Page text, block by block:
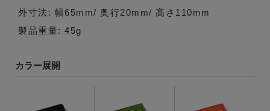
外寸法: 幅65mm/ 奥行20mm/ 高さ110mm
製品重量: 45g
カラー展開